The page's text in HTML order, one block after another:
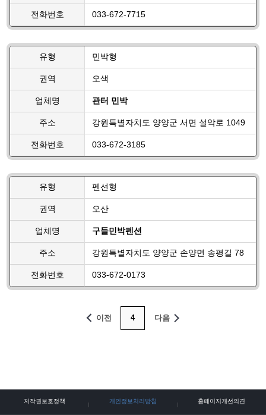
전화번호 033-672-7715
유형 민박형
권역 오색
업체명 관터 민박
주소 강원특별자치도 양양군 서면 설악로 1049
전화번호 033-672-3185
유형 펜션형
권역 오산
업체명 구들민박펜션
주소 강원특별자치도 양양군 손양면 송평길 78
전화번호 033-672-0173
이전 4 다음
저작권보호정책 개인정보처리방침 홈페이지개선의견